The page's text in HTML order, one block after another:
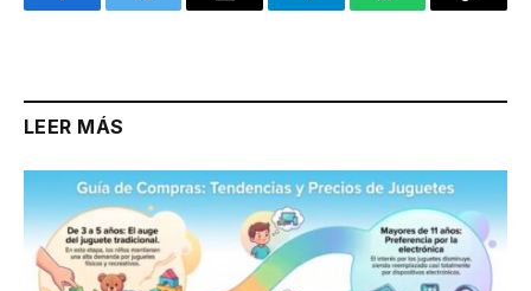
FacebookTwitter Email TelegramWhatsAppCopy
LEER MÁS